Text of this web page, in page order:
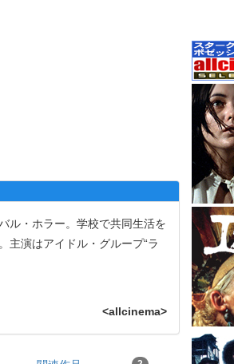
ル・ホラー。学校で共同生活を
主演はアイドル・グループ“ラ
<allcinema>